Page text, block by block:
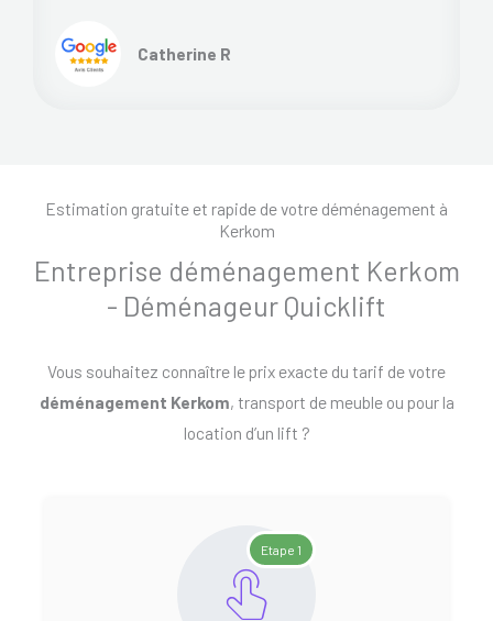
Catherine R
Estimation gratuite et rapide de votre déménagement à
Kerkom
Entreprise déménagement Kerkom
- Déménageur Quicklift
Vous souhaitez connaître le prix exacte du tarif de votre
déménagement Kerkom, transport de meuble ou pour la
location d’un lift ?
Etape 1